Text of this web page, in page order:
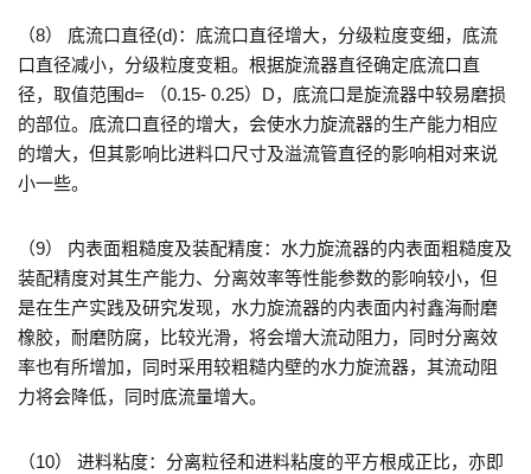
（8） 底流口直径(d)：底流口直径增大，分级粒度变细，底流
口直径减小，分级粒度变粗。根据旋流器直径确定底流口直
径，取值范围d= （0.15- 0.25）D，底流口是旋流器中较易磨损
的部位。底流口直径的增大，会使水力旋流器的生产能力相应
的增大，但其影响比进料口尺寸及溢流管直径的影响相对来说
小一些。
（9） 内表面粗糙度及装配精度：水力旋流器的内表面粗糙度及
装配精度对其生产能力、分离效率等性能参数的影响较小，但
是在生产实践及研究发现，水力旋流器的内表面内衬鑫海耐磨
橡胶，耐磨防腐，比较光滑，将会增大流动阻力，同时分离效
率也有所增加，同时采用较粗糙内壁的水力旋流器，其流动阻
力将会降低，同时底流量增大。
（10） 进料粘度：分离粒径和进料粘度的平方根成正比，亦即